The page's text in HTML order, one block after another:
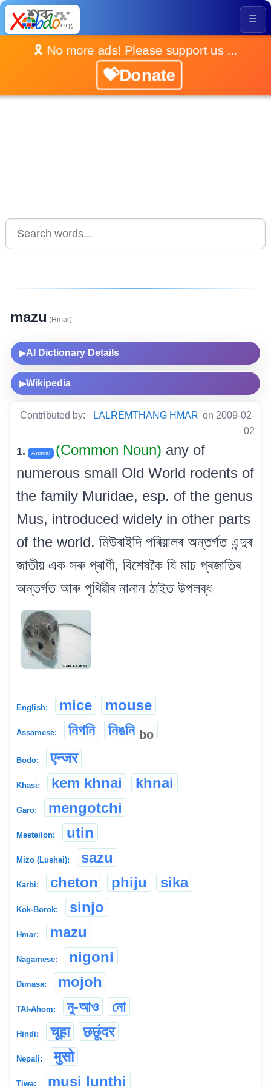
☰
🎗️ No more ads! Please support us ...
💝Donate
mazu (Hmar)
▶AI Dictionary Details
▶Wikipedia
Contributed by: LALREMTHANG HMAR on 2009-02-
02
1. Animal (Common Noun) any of
numerous small Old World rodents of
the family Muridae, esp. of the genus
Mus, introduced widely in other parts
of the world. মিউৰাইদি পৰিয়ালৰ অন্তৰ্গত এন্দুৰ
জাতীয় এক সৰু প্ৰাণী, বিশেষকৈ যি মাচ প্ৰজাতিৰ
অন্তৰ্গত আৰু পৃথিৱীৰ নানান ঠাইত উপলব্ধ
English: mice mouse
Assamese: নিগনি নিঙনি bo
Bodo: एन्जर
Khasi: kem khnai khnai
Garo: mengotchi
Meeteilon: utin
Mizo (Lushai): sazu
Karbi: cheton phiju sika
Kok-Borok: sinjo
Hmar: mazu
Nagamese: nigoni
Dimasa: mojoh
TAI-Ahom: নু-আও নো
Hindi: चूहा छछूंदर
Nepali: मुसो
Tiwa: musi lunthi